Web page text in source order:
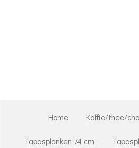
Home Koffie/thee/
Tapasplanken 74 cm